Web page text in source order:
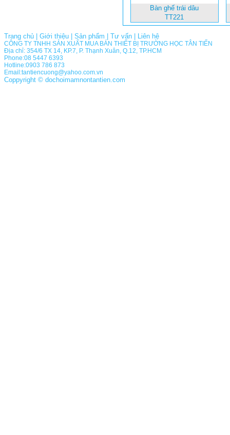
Bàn ghế trái dâu
TT221
Trang chủ Giới thiệu Sản phẩm Tư vấn Liên hệ
CÔNG TY TNHH SẢN XUẤT MUA BÁN THIẾT BỊ TRƯỜNG HỌC TÂN TIẾN
Địa chỉ: 354/6 TX 14, KP.7, P. Thạnh Xuân, Q.12, TP.HCM
Phone:08 5447 6393
Hotline:0903 786 873
Email:tantiencuong@yahoo.com.vn
Coppyright © dochoimamnontantien.com